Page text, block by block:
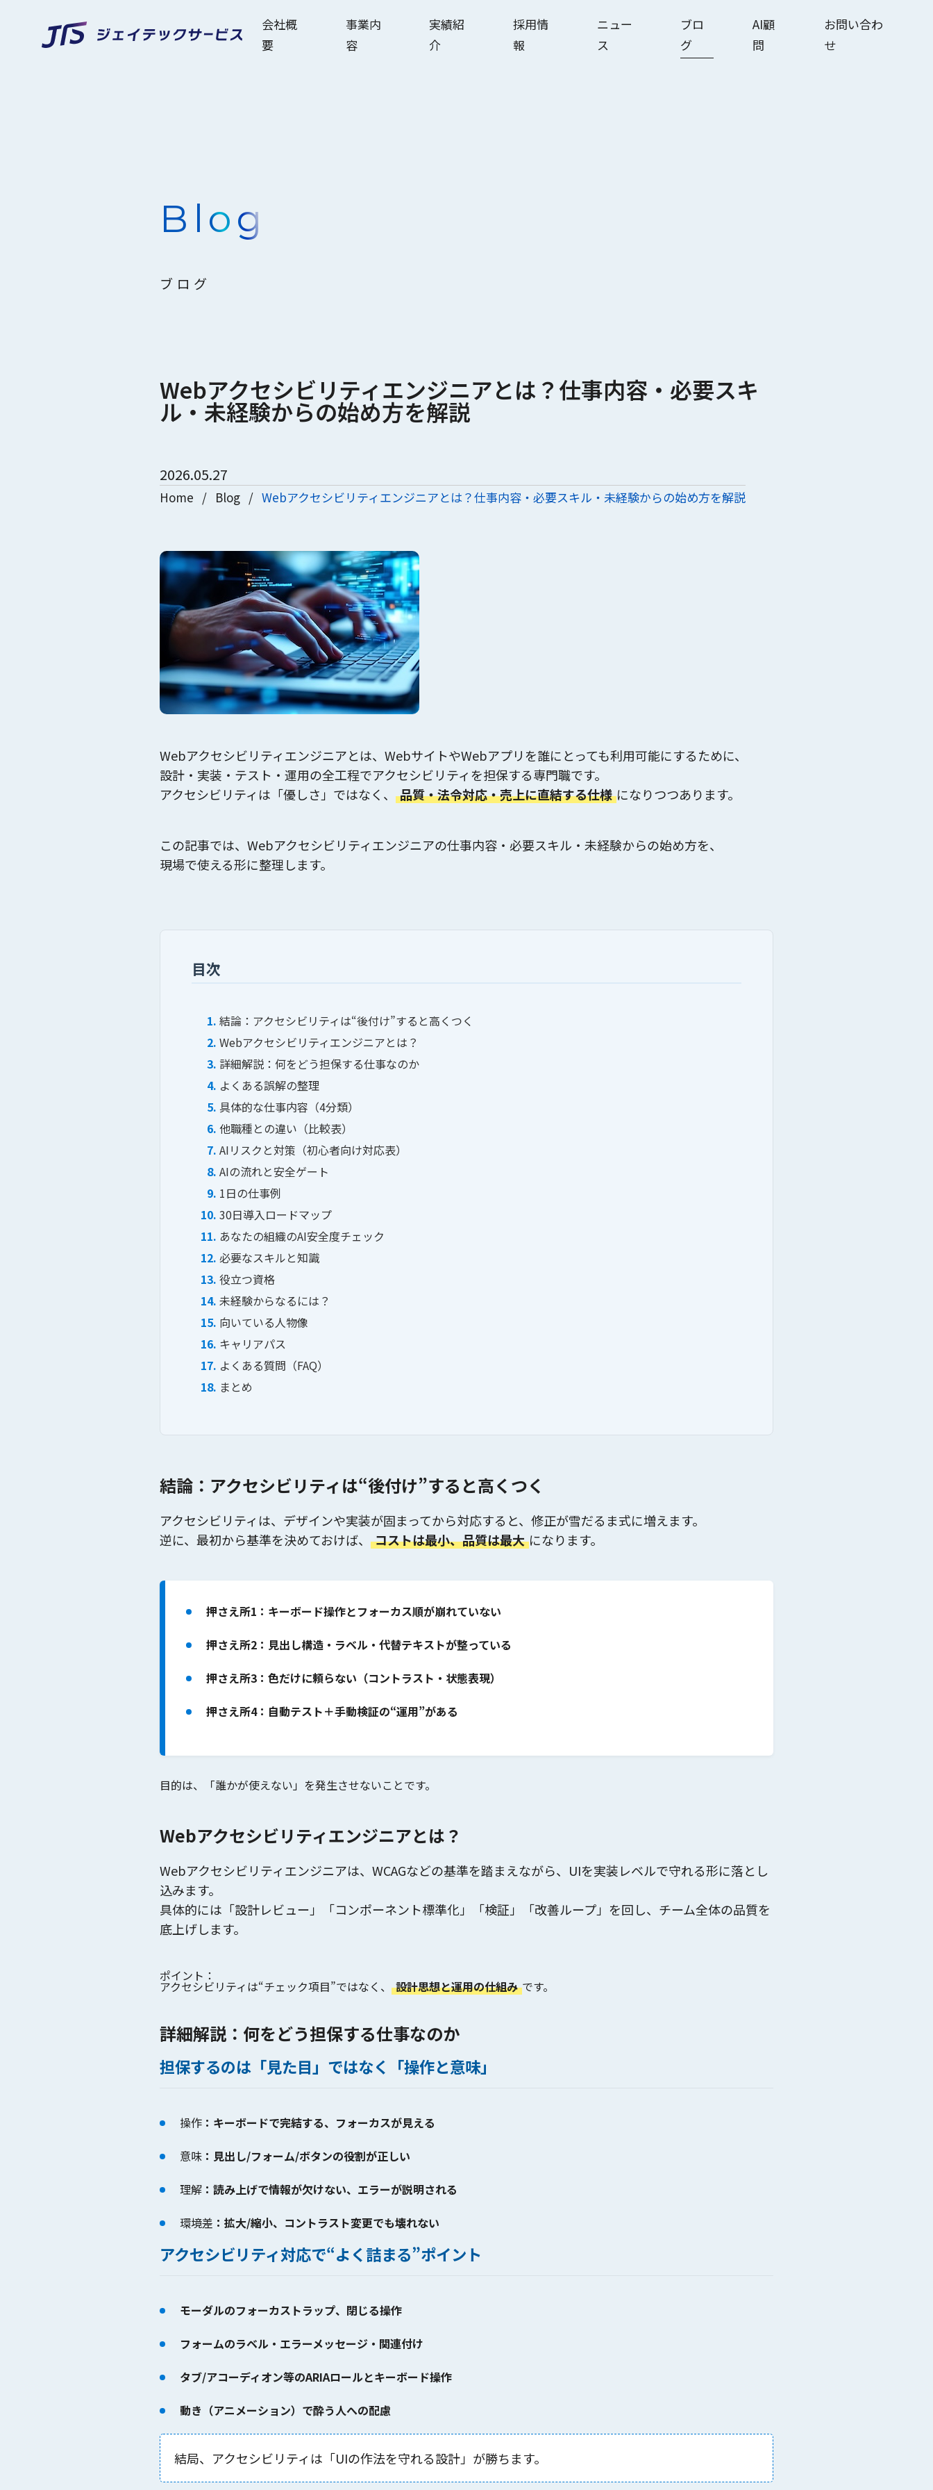
会社概
要
事業内
容
実績紹
介
採用情
報
ニュー
ス
ブロ
グ
AI顧
問
お問い合わ
せ
Blog
ブログ
Webアクセシビリティエンジニアとは？仕事内容・必要スキ
ル・未経験からの始め方を解説
2026.05.27
Home / Blog / Webアクセシビリティエンジニアとは？仕事内容・必要スキル・未経験からの始め方を解説
Webアクセシビリティエンジニアとは、WebサイトやWebアプリを誰にとっても利用可能にするために、
設計・実装・テスト・運用の全工程でアクセシビリティを担保する専門職です。
アクセシビリティは「優しさ」ではなく、
品質・法令対応・売上に直結する仕様 になりつつあります。
この記事では、 Webアクセシビリティエンジニアの仕事内容・必要スキル・未経験からの始め方を、
現場で使える形に整理します。
目次
結論：アクセシビリティは“後付け”すると高くつく
Webアクセシビリティエンジニアとは？
詳細解説：何をどう担保する仕事なのか
よくある誤解の整理
具体的な仕事内容（4分類）
他職種との違い（比較表）
AIリスクと対策（初心者向け対応表）
AIの流れと安全ゲート
1日の仕事例
30日導入ロードマップ
あなたの組織のAI安全度チェック
必要なスキルと知識
役立つ資格
未経験からなるには？
向いている人物像
キャリアパス
よくある質問（FAQ）
まとめ
結論：アクセシビリティは“後付け”すると高くつく
アクセシビリティは、デザインや実装が固まってから対応すると、修正が雪だるま式に増えます。
逆に、最初から基準を決めておけば、
コストは最小、品質は最大 になります。
押さえ所1：キーボード操作とフォーカス順が崩れていない
押さえ所2：見出し構造・ラベル・代替テキストが整っている
押さえ所3：色だけに頼らない（コントラスト・状態表現）
押さえ所4：自動テスト＋手動検証の“運用”がある
目的は、 「誰かが使えない」を発生させないことです。
Webアクセシビリティエンジニアとは？
Webアクセシビリティエンジニアは、WCAGなどの基準を踏まえながら、UIを実装レベルで守れる形に落とし
込みます。
具体的には「設計レビュー」「コンポーネント標準化」「検証」「改善ループ」を回し、チーム全体の品質を
底上げします。
ポイント：
アクセシビリティは“チェック項目”ではなく、 設計思想と運用の仕組み です。
詳細解説：何をどう担保する仕事なのか
担保するのは「見た目」ではなく「操作と意味」
操作：キーボードで完結する、フォーカスが見える
意味：見出し/フォーム/ボタンの役割が正しい
理解：読み上げで情報が欠けない、エラーが説明される
環境差 ：拡大/縮小、コントラスト変更でも壊れない
アクセシビリティ対応で“よく詰まる”ポイント
モーダルのフォーカストラップ、閉じる操作
フォームのラベル・エラーメッセージ・関連付け
タブ/アコーディオン等のARIAロールとキーボード操作
動き（アニメーション）で酔う人への配慮
結局、アクセシビリティは 「UIの作法を守れる設計」 が勝ちます。